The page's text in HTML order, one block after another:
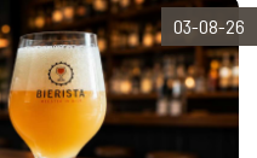
03-08-26